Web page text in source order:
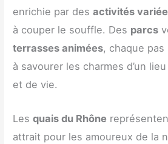
enrichie par desactivités
à couper le souffle. Des parcs
terrasses animées, chaque
à savourer les charmes d’un
et de vie.
Lesquais du Rhône
attrait pour les amoureux de la